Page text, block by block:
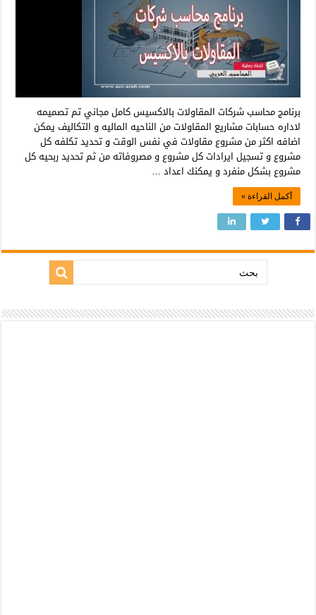
برنامج محاسب شركات المقاولات بالاكسيس كامل مجاني تم تصميمه
لاداره حسابات مشاريع المقاولات من الناحيه الماليه و التكاليف يمكن
اضافه اكثر من مشروع مقاولات في نفس الوقت و تحديد تكلفه كل
مشروع و تسجيل ايرادات كل مشروع و مصروفاته من ثم تحديد ربحيه كل
مشروع بشكل منفرد و يمكنك اعداد …
أكمل القراءة »
بحث: